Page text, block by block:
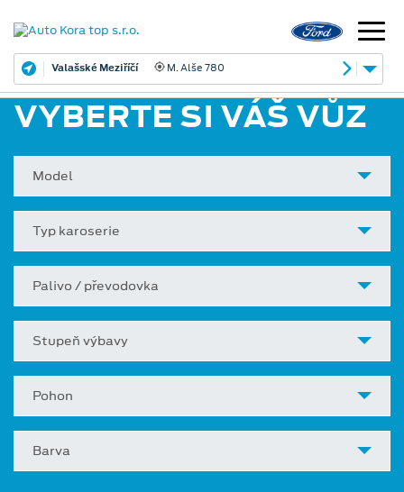
Olomouc – Hodolany Babíčkova 1146/8a
VYBERTE SI VÁŠ VŮZ
Model
Typ karoserie
Palivo / převodovka
Stupeň výbavy
Pohon
Barva